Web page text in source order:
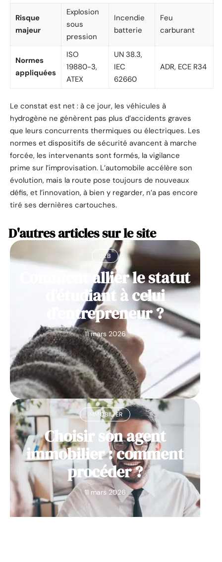
Risque
majeur
Explosion
sous
pression
Incendie
batterie
Feu
carburant
Normes
appliquées
ISO
19880-3,
ATEX
UN 38.3,
IEC
62660
ADR, ECE R34
Le constat est net : à ce jour, les véhicules à
hydrogène ne génèrent pas plus d’accidents graves
que leurs concurrents thermiques ou électriques. Les
normes et dispositifs de sécurité avancent à marche
forcée, les intervenants sont formés, la vigilance
prime sur l’improvisation. L’automobile accélère son
évolution, mais la route pose toujours de nouveaux
défis, et l’innovation, à bien y regarder, n’a pas encore
tiré ses dernières cartouches.
D'autres articles sur le site
B2B
Comment allier le statut
d’étudiant à celui
d’entrepreneur ?
11 mars 2026
IMMOBILIER
Choisir son agent
immobilier : comment
procéder ?
11 mars 2026